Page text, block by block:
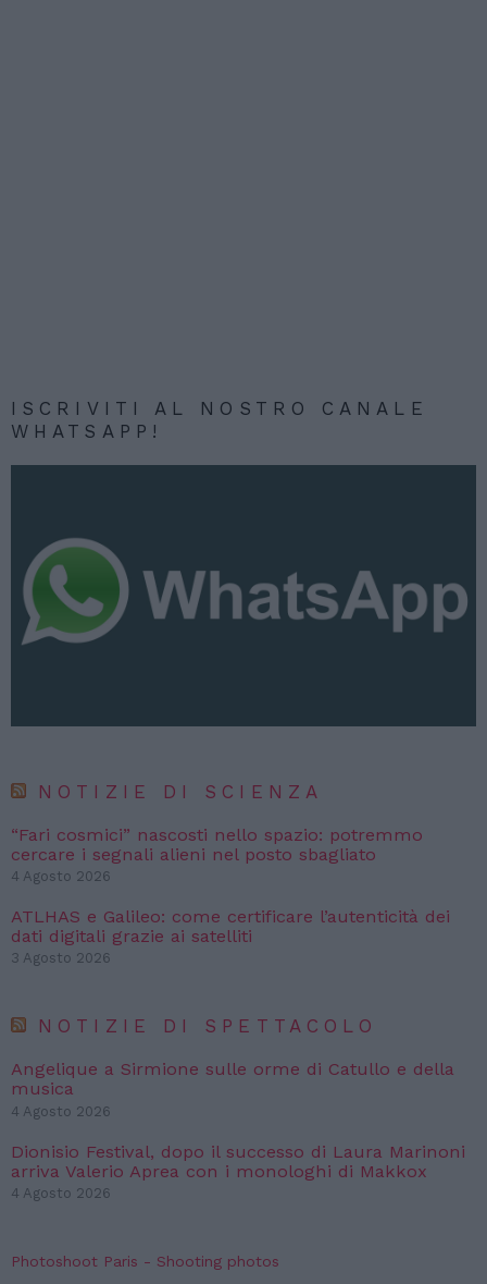
ISCRIVITI AL NOSTRO CANALE
WHATSAPP!
NOTIZIE DI SCIENZA
“Fari cosmici” nascosti nello spazio: potremmo
cercare i segnali alieni nel posto sbagliato
4 Agosto 2026
ATLHAS e Galileo: come certificare l’autenticità dei
dati digitali grazie ai satelliti
3 Agosto 2026
NOTIZIE DI SPETTACOLO
Angelique a Sirmione sulle orme di Catullo e della
musica
4 Agosto 2026
Dionisio Festival, dopo il successo di Laura Marinoni
arriva Valerio Aprea con i monologhi di Makkox
4 Agosto 2026
Photoshoot Paris - Shooting photos